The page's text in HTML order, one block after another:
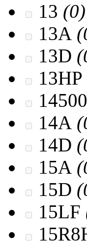
13 (0)
13A
13D
13HP
14500
14A
14D
15A
15D
15LF